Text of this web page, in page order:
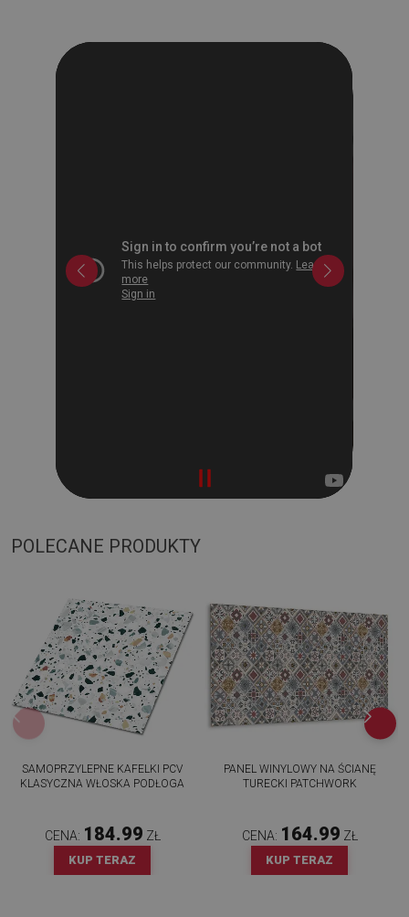
POLECANE PRODUKTY
SAMOPRZYLEPNE KAFELKI PCV
KLASYCZNA WŁOSKA PODŁOGA
CENA: 184.99 ZŁ
KUP TERAZ
PANEL WINYLOWY NA ŚCIANĘ
TURECKI PATCHWORK
CENA: 164.99 ZŁ
KUP TERAZ